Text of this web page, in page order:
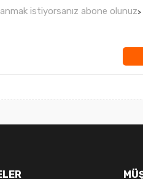
istiyorsanız abone olunuz>